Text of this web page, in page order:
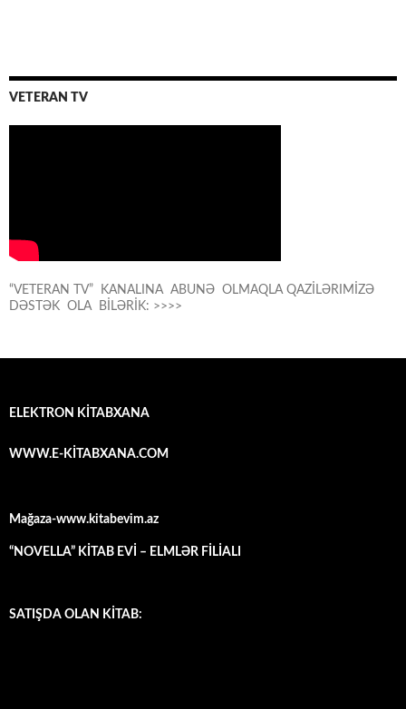
VETERAN TV
“VETERAN TV” KANALINA ABUNƏ OLMAQLA QAZİLƏRIMİZƏ
DƏSTƏK OLA BİLƏRİK: >>>>
ELEKTRON KİTABXANA
WWW.E-KİTABXANA.COM
Mağaza-www.kitabevim.az
“NOVELLA” KİTAB EVİ – ELMLƏR FİLİALI
SATIŞDA OLAN KİTAB: